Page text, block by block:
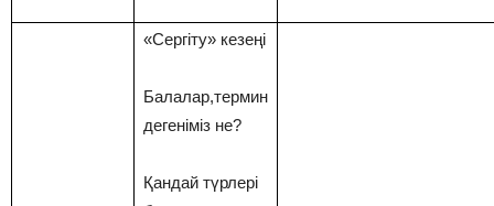
«Сергіту» кезеңі
Балалар,термин
дегеніміз не?
Қандай түрлері